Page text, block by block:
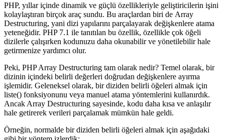
PHP, yıllar içinde dinamik ve güçlü özellikleriyle geliştiricilerin işini
kolaylaştıran birçok araç sundu. Bu araçlardan biri de Array
Destructuring, yani dizi yapılarını parçalayarak değişkenlere atama
yeteneğidir. PHP 7.1 ile tanıtılan bu özellik, özellikle çok öğeli
dizilerle çalışırken kodunuzu daha okunabilir ve yönetilebilir hale
getirmenize yardımcı olur.
Peki, PHP Array Destructuring tam olarak nedir? Temel olarak, bir
dizinin içindeki belirli değerleri doğrudan değişkenlere ayırma
işlemidir. Geleneksel olarak, bir diziden belirli öğeleri almak için
liste() fonksiyonunu veya manuel atama yöntemlerini kullanırdık.
Ancak Array Destructuring sayesinde, kodu daha kısa ve anlaşılır
hale getirerek verileri parçalamak mümkün hale geldi.
Örneğin, normalde bir diziden belirli öğeleri almak için aşağıdaki